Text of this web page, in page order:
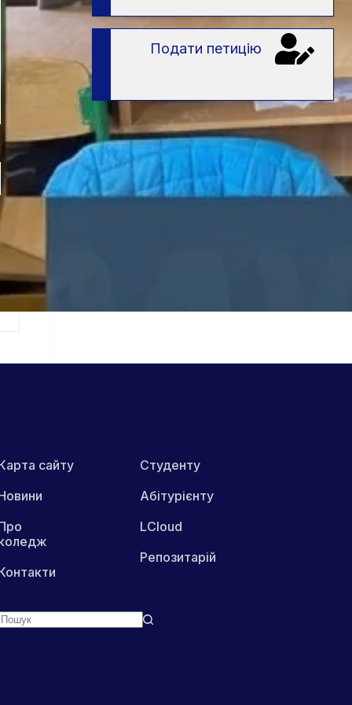
Подати петицію
сайту
Студенту
Абітурієнту
LCloud
Репозитарій